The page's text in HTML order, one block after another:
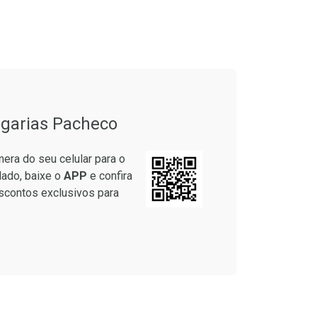
Pacheco
do seu celular para o
baixe o APP e confira
exclusivos para